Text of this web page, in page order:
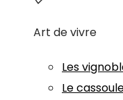
Art de vivre
Les
Le